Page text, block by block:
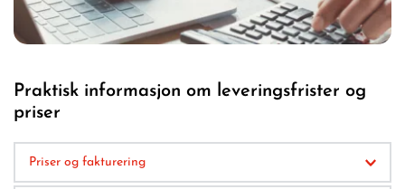
Praktisk informasjon om leveringsfrister og
priser
Priser og fakturering